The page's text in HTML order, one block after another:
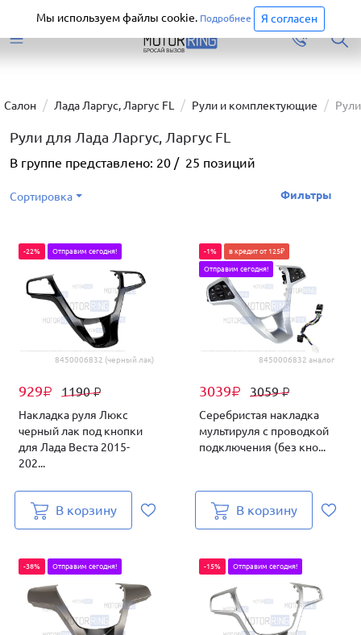
Перейти
Салон Лада Ларгус, Ларгус FL Рули и комплектующие Рули
Рули для Лада Ларгус, Ларгус FL
В группе представлено: 20 / 25 позиций
Сортировка Фильтры
8450006832 (черный лак)
929₽ 1190₽
-22% Отправим сегодня!
Накладка руля Люкс
черный лак под кнопки
для Лада Веста 2015-
202...
В корзину
8450006832 аналог
3039₽ 3059₽
-1% в кредит от 125₽
Отправим сегодня!
Серебристая накладка
мультируля с проводкой
подключения (без кно...
В корзину
-38% Отправим сегодня! -15% Отправим сегодня!
Мы используем файлы cookie. Подробнее Я согласен